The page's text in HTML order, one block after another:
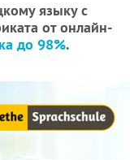
языку с
от онлайн-
до 98%.